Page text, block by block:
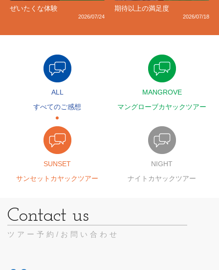
ぜいたくな体験
2026/07/24
期待以上の満足度
2026/07/18
ALL
すべてのご感想
MANGROVE
マングローブカヤックツアー
SUNSET
サンセットカヤックツアー
NIGHT
ナイトカヤックツアー
ツアー予約/お問い合わせ